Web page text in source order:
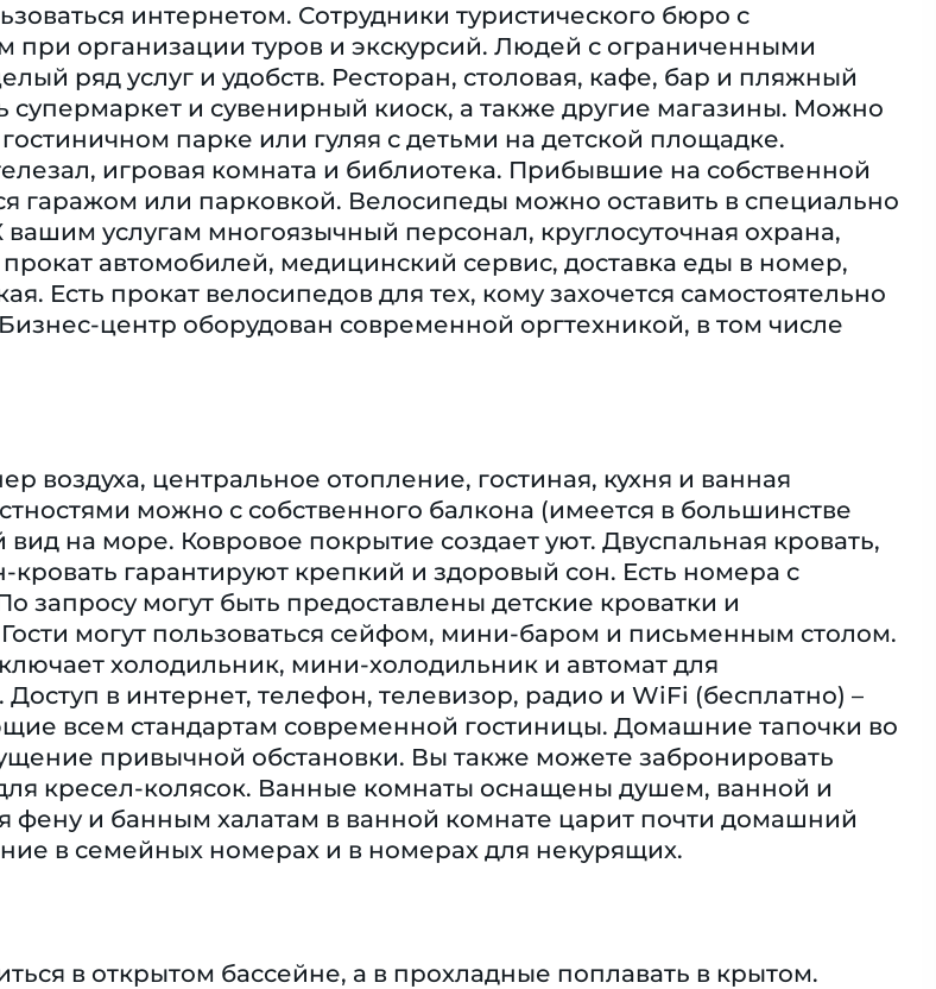
интернетом. Сотрудники туристического бюро с
при организации туров и экскурсий. Людей с ограниченными
ряд услуг и удобств. Ресторан, столовая, кафе, бар и пляжный
супермаркет и сувенирный киоск, а также другие магазины. Можно
парке или гуляя с детьми на детской площадке.
игровая комната и библиотека. Прибывшие на собственной
гаражом или парковкой. Велосипеды можно оставить в специально
услугам многоязычный персонал, круглосуточная охрана,
автомобилей, медицинский сервис, доставка еды в номер,
Есть прокат велосипедов для тех, кому захочется самостоятельно
центр оборудован современной оргтехникой, в том числе
воздуха, центральное отопление, гостиная, кухня и ванная
можно с собственного балкона (имеется в большинстве
на море. Ковровое покрытие создает уют. Двуспальная кровать,
кровать гарантируют крепкий и здоровый сон. Есть номера с
запросу могут быть предоставлены детские кроватки и
могут пользоваться сейфом, мини-баром и письменным столом.
холодильник, мини-холодильник и автомат для
в интернет, телефон, телевизор, радио и WiFi (бесплатно) –
всем стандартам современной гостиницы. Домашние тапочки во
привычной обстановки. Вы также можете забронировать
кресел-колясок. Ванные комнаты оснащены душем, ванной и
фену и банным халатам в ванной комнате царит почти домашний
в семейных номерах и в номерах для некурящих.
в открытом бассейне, а в прохладные поплавать в крытом.